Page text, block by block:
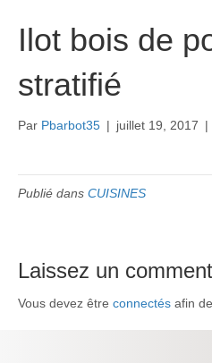
Ilot bois de
stratifié
Par Pbarbot35 | juillet 19, 2017 |
Publié dans CUISINES
Laissez un
Vous devez être connectés afin